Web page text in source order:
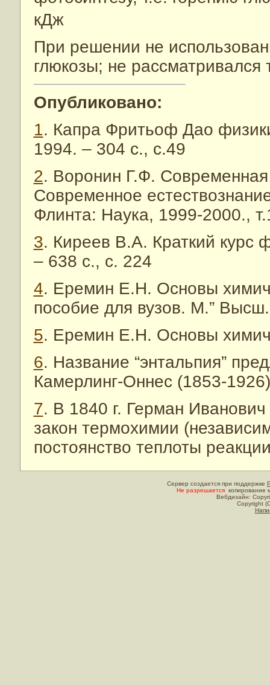
кДж
При решении не
глюкозы; не
Опубликовано:
1. Капра Фритьоф Дао
1994. – 304 с., с.49
2. Воронин Г.Ф.
Современное
Флинта: Наука, 1999-2000.,
3. Киреев В.А. Краткий курс
– 638 с., с. 224
4. Еремин Е.Н. Основы
пособие для вузов. М.”
5. Еремин Е.Н. Основы
6. Название “энтальпия”
Камерлинг-Оннес (1853-
7. В 1840 г. Герман Иванович
закон термохимии
постоянство теплоты
Сервер создается при поддержке
Не разрешается копирование
Вебдизайн:
Copyright